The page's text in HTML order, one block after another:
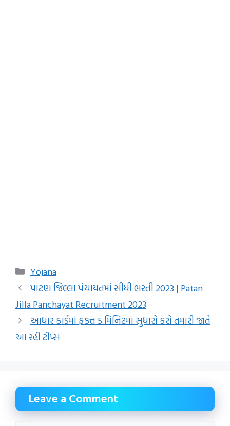
Categories
Yojana
પાટણ જિલ્લા પંચાયતમાં સીધી ભરતી 2023 | Patan
Jilla Panchayat Recruitment 2023
આધાર કાર્ડમાં ફક્ત 5 મિનિટમાં સુધારો કરો તમારી જાતે
આ રહી ટીપ્સ
Leave a Comment